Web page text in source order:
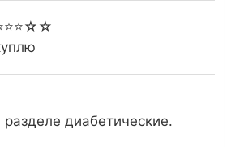
диабетические.